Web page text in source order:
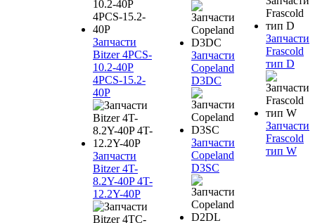
Запчасти
Bitzer 4PCS-
10.2-40P
4PCS-15.2-
40P
Запчасти
Bitzer 4T-
8.2Y-40P 4T-
12.2Y-40P
Запчасти
Copeland
D3DC
Запчасти
Copeland
D3SC
Запчасти
Frascold
тип D
Запчасти
Frascold
тип W